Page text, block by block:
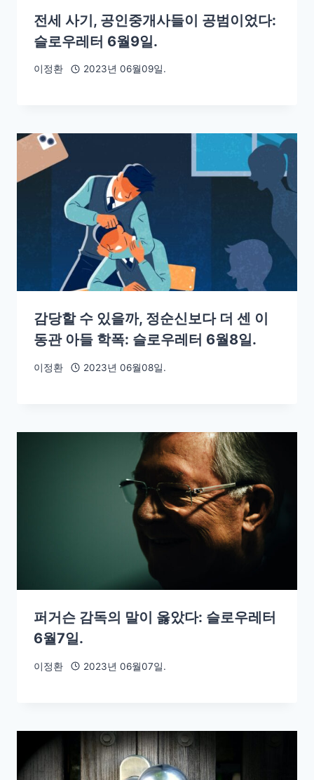
전세 사기, 공인중개사들이 공범이었다:
슬로우레터 6월9일.
이정환 2023년 06월09일.
감당할 수 있을까, 정순신보다 더 센 이
동관 아들 학폭: 슬로우레터 6월8일.
이정환 2023년 06월08일.
퍼거슨 감독의 말이 옳았다: 슬로우레터
6월7일.
이정환 2023년 06월07일.